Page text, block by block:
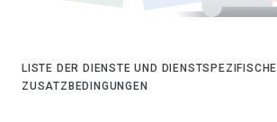
LISTE DER DIENSTE UND DIENSTSPEZIFISCHE
ZUSATZBEDINGUNGEN